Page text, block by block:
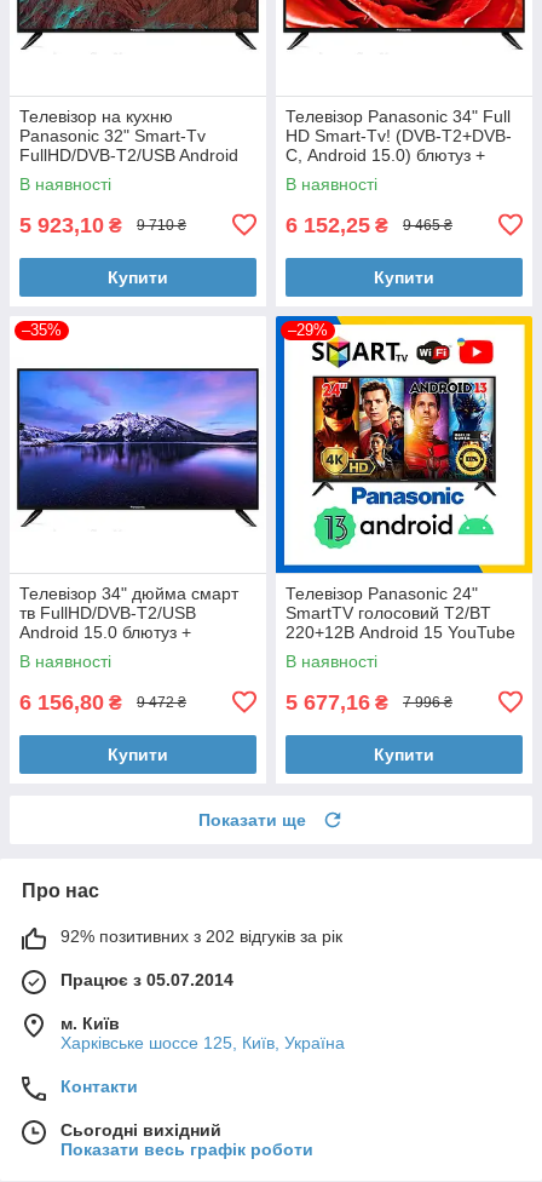
Телевізор на кухню
Panasonic 32" Smart-Tv
FullHD/DVB-T2/USB Android
15.0 блютуз + голосове
управління
В наявності
5 923,10 ₴ 9 710 ₴
Купити
Телевізор Panasonic 34" Full
HD Smart-Tv! (DVB-T2+DVB-
С, Android 15.0) блютуз +
голосове управління
В наявності
6 152,25 ₴ 9 465 ₴
Купити
–35%
Телевізор 34" дюйма смарт
тв FullHD/DVB-T2/USB
Android 15.0 блютуз +
голосове управління
В наявності
6 156,80 ₴ 9 472 ₴
Купити
–29%
Телевізор Panasonic 24"
SmartTV голосовий T2/BT
220+12В Android 15 YouTube
Netflix
В наявності
5 677,16 ₴ 7 996 ₴
Купити
Показати ще
Про нас
92% позитивних з 202 відгуків за рік
Працює з 05.07.2014
м. Київ
Харківське шоссе 125, Київ, Україна
Контакти
Сьогодні вихідний
Показати весь графік роботи